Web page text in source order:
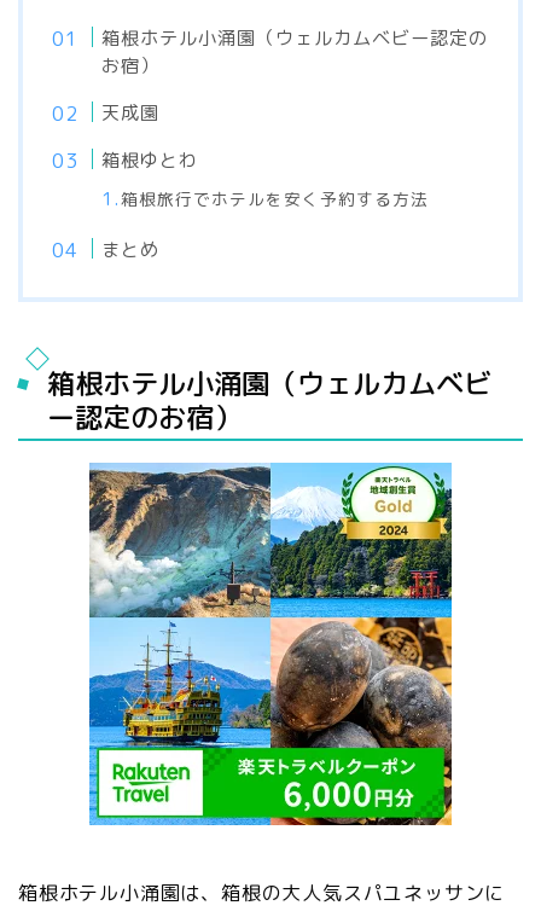
箱根ホテル小涌園（ウェルカムベビー認定の
お宿）
天成園
箱根ゆとわ
箱根旅行でホテルを安く予約する方法
まとめ
箱根ホテル小涌園（ウェルカムベビ
ー認定のお宿）
箱根ホテル小涌園は、箱根の大人気スパユネッサンに